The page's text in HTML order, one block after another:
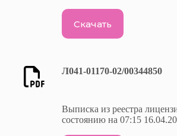
Скачать
Л041-01170-02/00344850
Выписка из реестра
состоянию на 07:15